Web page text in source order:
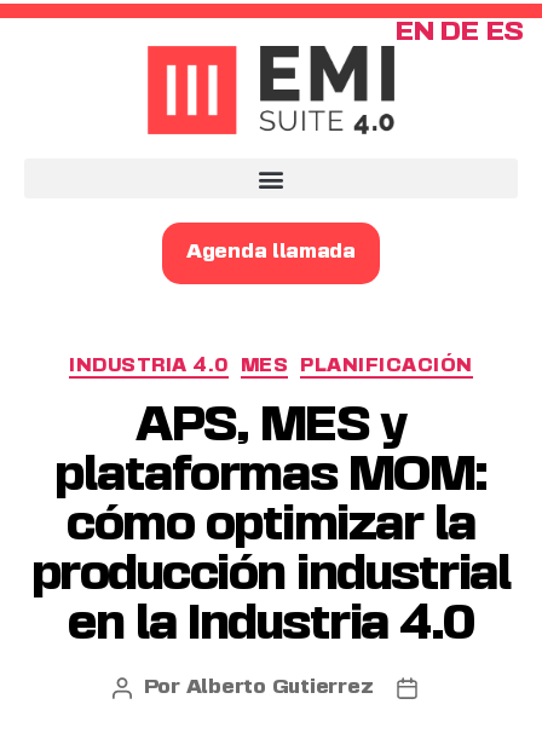
Agenda llamada
INDUSTRIA 4.0 MES PLANIFICACIÓN
APS, MES y
plataformas MOM:
cómo optimizar la
producción industrial
en la Industria 4.0
Por Alberto Gutierrez
EN DE ES